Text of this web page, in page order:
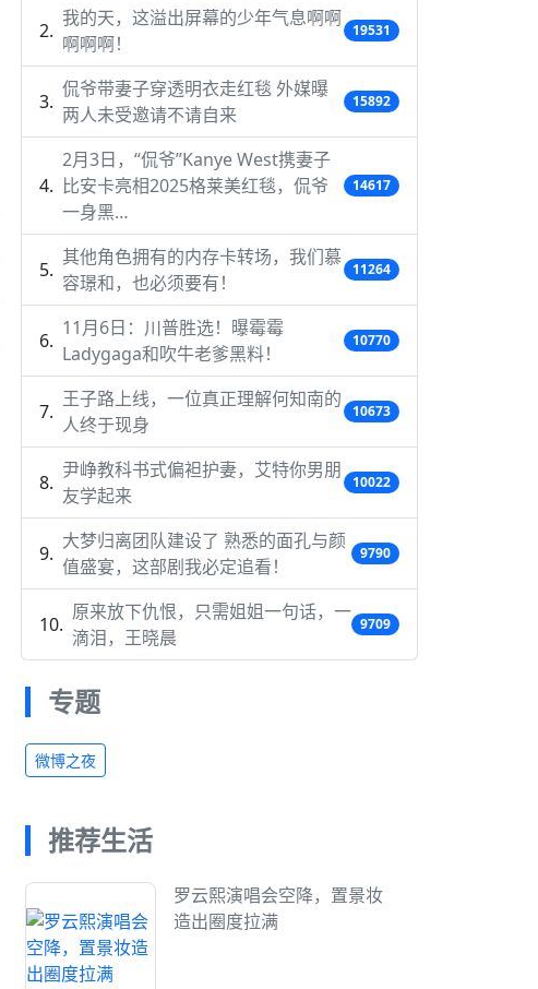
我的天，这溢出屏幕的少年气息啊啊
啊啊啊！
19531
侃爷带妻子穿透明衣走红毯 外媒曝
两人未受邀请不请自来
15892
2月3日，“侃爷”Kanye West携妻子
比安卡亮相2025格莱美红毯，侃爷
一身黑…
14617
其他角色拥有的内存卡转场，我们慕
容璟和，也必须要有！
11264
11月6日：川普胜选！曝霉霉
Ladygaga和吹牛老爹黑料！
10770
王子路上线，一位真正理解何知南的
人终于现身
10673
尹峥教科书式偏袒护妻，艾特你男朋
友学起来
10022
大梦归离团队建设了 熟悉的面孔与颜
值盛宴，这部剧我必定追看！
9790
原来放下仇恨，只需姐姐一句话，一
滴泪，王晓晨
9709
专题
微博之夜
推荐生活
罗云熙演唱会空降，置景妆
造出圈度拉满